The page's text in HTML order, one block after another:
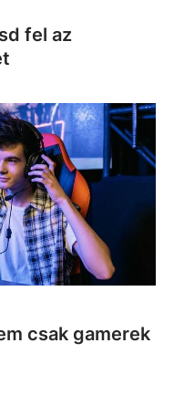
fel az
csak gamerek